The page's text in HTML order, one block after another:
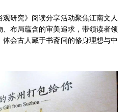
观研究》阅读分享活动聚焦江南文人
布局蕴含的审美追求，带领读者领
会古人藏于书斋间的修身理想与中